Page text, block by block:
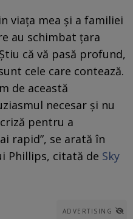
viața mea şi a familiei
au schimbat țara
că vă pasă profund,
cele care contează.
de această
necesar și nu
pentru a
rapid”, se arată în
Phillips, citată de Sky
ADVERTISING